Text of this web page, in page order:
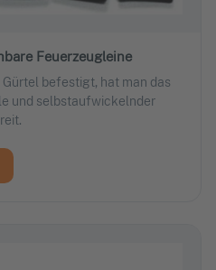
Feuerzeugleine
befestigt, hat man das
und selbstaufwickelnder